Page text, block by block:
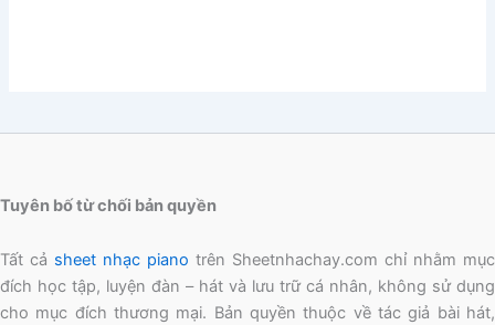
Tuyên bố từ chối bản quyền
Tất cả sheet nhạc piano trên Sheetnhachay.com chỉ nhằm mục
đích học tập, luyện đàn – hát và lưu trữ cá nhân, không sử dụng
cho mục đích thương mại. Bản quyền thuộc về tác giả bài hát,